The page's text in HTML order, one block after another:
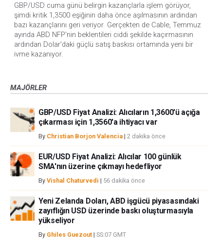
GBP/USD cuma günü belirgin kazançlarla işlem görüyor,
şimdi kritik 1,3500 eşiğinin daha önce aşılmasının ardından
bazı kazançlarını geri veriyor. Gerçekten de Cable, Temmuz
ayında ABD NFP'nin beklentileri ciddi şekilde kaçırmasının
ardından Dolar'daki güçlü satış baskısı ortamında yeni bir
ivme kazanıyor.
MAJÖRLER
GBP/USD Fiyat Analizi: Alıcıların 1,3600'ü açığa
çıkarması için 1,3560'a ihtiyacı var
By Christian Borjon Valencia | 2 dakika önce
EUR/USD Fiyat Analizi: Alıcılar 100 günlük
SMA'nın üzerine çıkmayı hedefliyor
By Vishal Chaturvedi | 56 dakika önce
Yeni Zelanda Doları, ABD işgücü piyasasındaki
zayıflığın USD üzerinde baskı oluşturmasıyla
yükseliyor
By Ghiles Guezout | SS:07 GMT